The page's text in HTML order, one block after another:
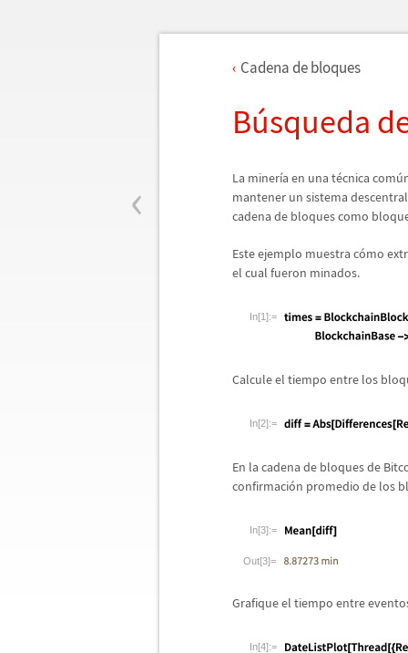
‹
Cadena de bloques
Búsqueda
La minería en una técnica comú
mantener un sistema
cadena de bloques como
Este ejemplo muestra cómo
el cual fueron minados.
In[1]:=
Calcule el tiempo entre los
In[2]:=
En la cadena de bloques de
confirmación promedio de los
In[3]:=
Out[3]=
Grafique el tiempo entre
In[4]:=